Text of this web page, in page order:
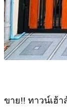
ขาย!! ทาวน์เฮ้